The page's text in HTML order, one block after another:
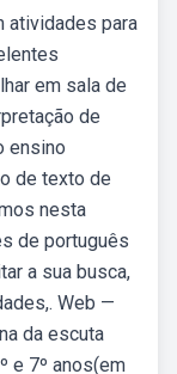
atividades para
em sala de
de
ensino
de texto de
nesta
de português
a sua busca,
Web —
da escuta
e 7º anos(em